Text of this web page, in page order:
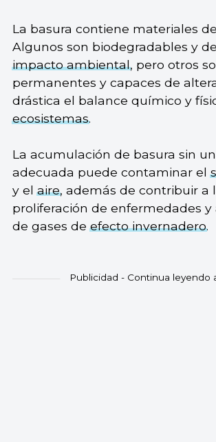
La basura contiene materiales
Algunos son biodegradables y
impacto ambiental, pero otros
permanentes y capaces de
drástica el balance químico y
ecosistemas.
La acumulación de basura sin
adecuada puede contaminar el
y elaire, además de contribuir a
proliferación de enfermedades y
de gases deefecto invernadero.